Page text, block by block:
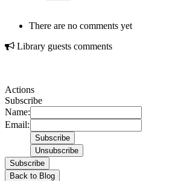
There are no comments yet
Library guests comments
Actions
Subscribe
Name:
Email:
Subscribe
Back to Blog